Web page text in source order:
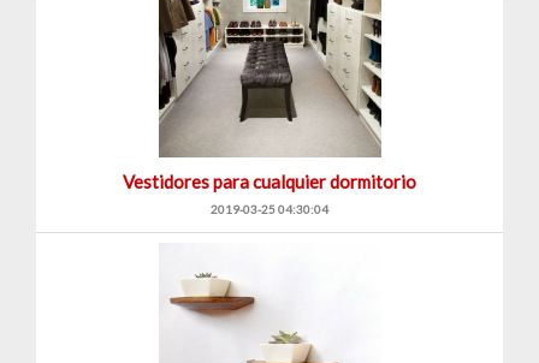
Vestidores para cualquier dormitorio
2019-03-25 04:30:04